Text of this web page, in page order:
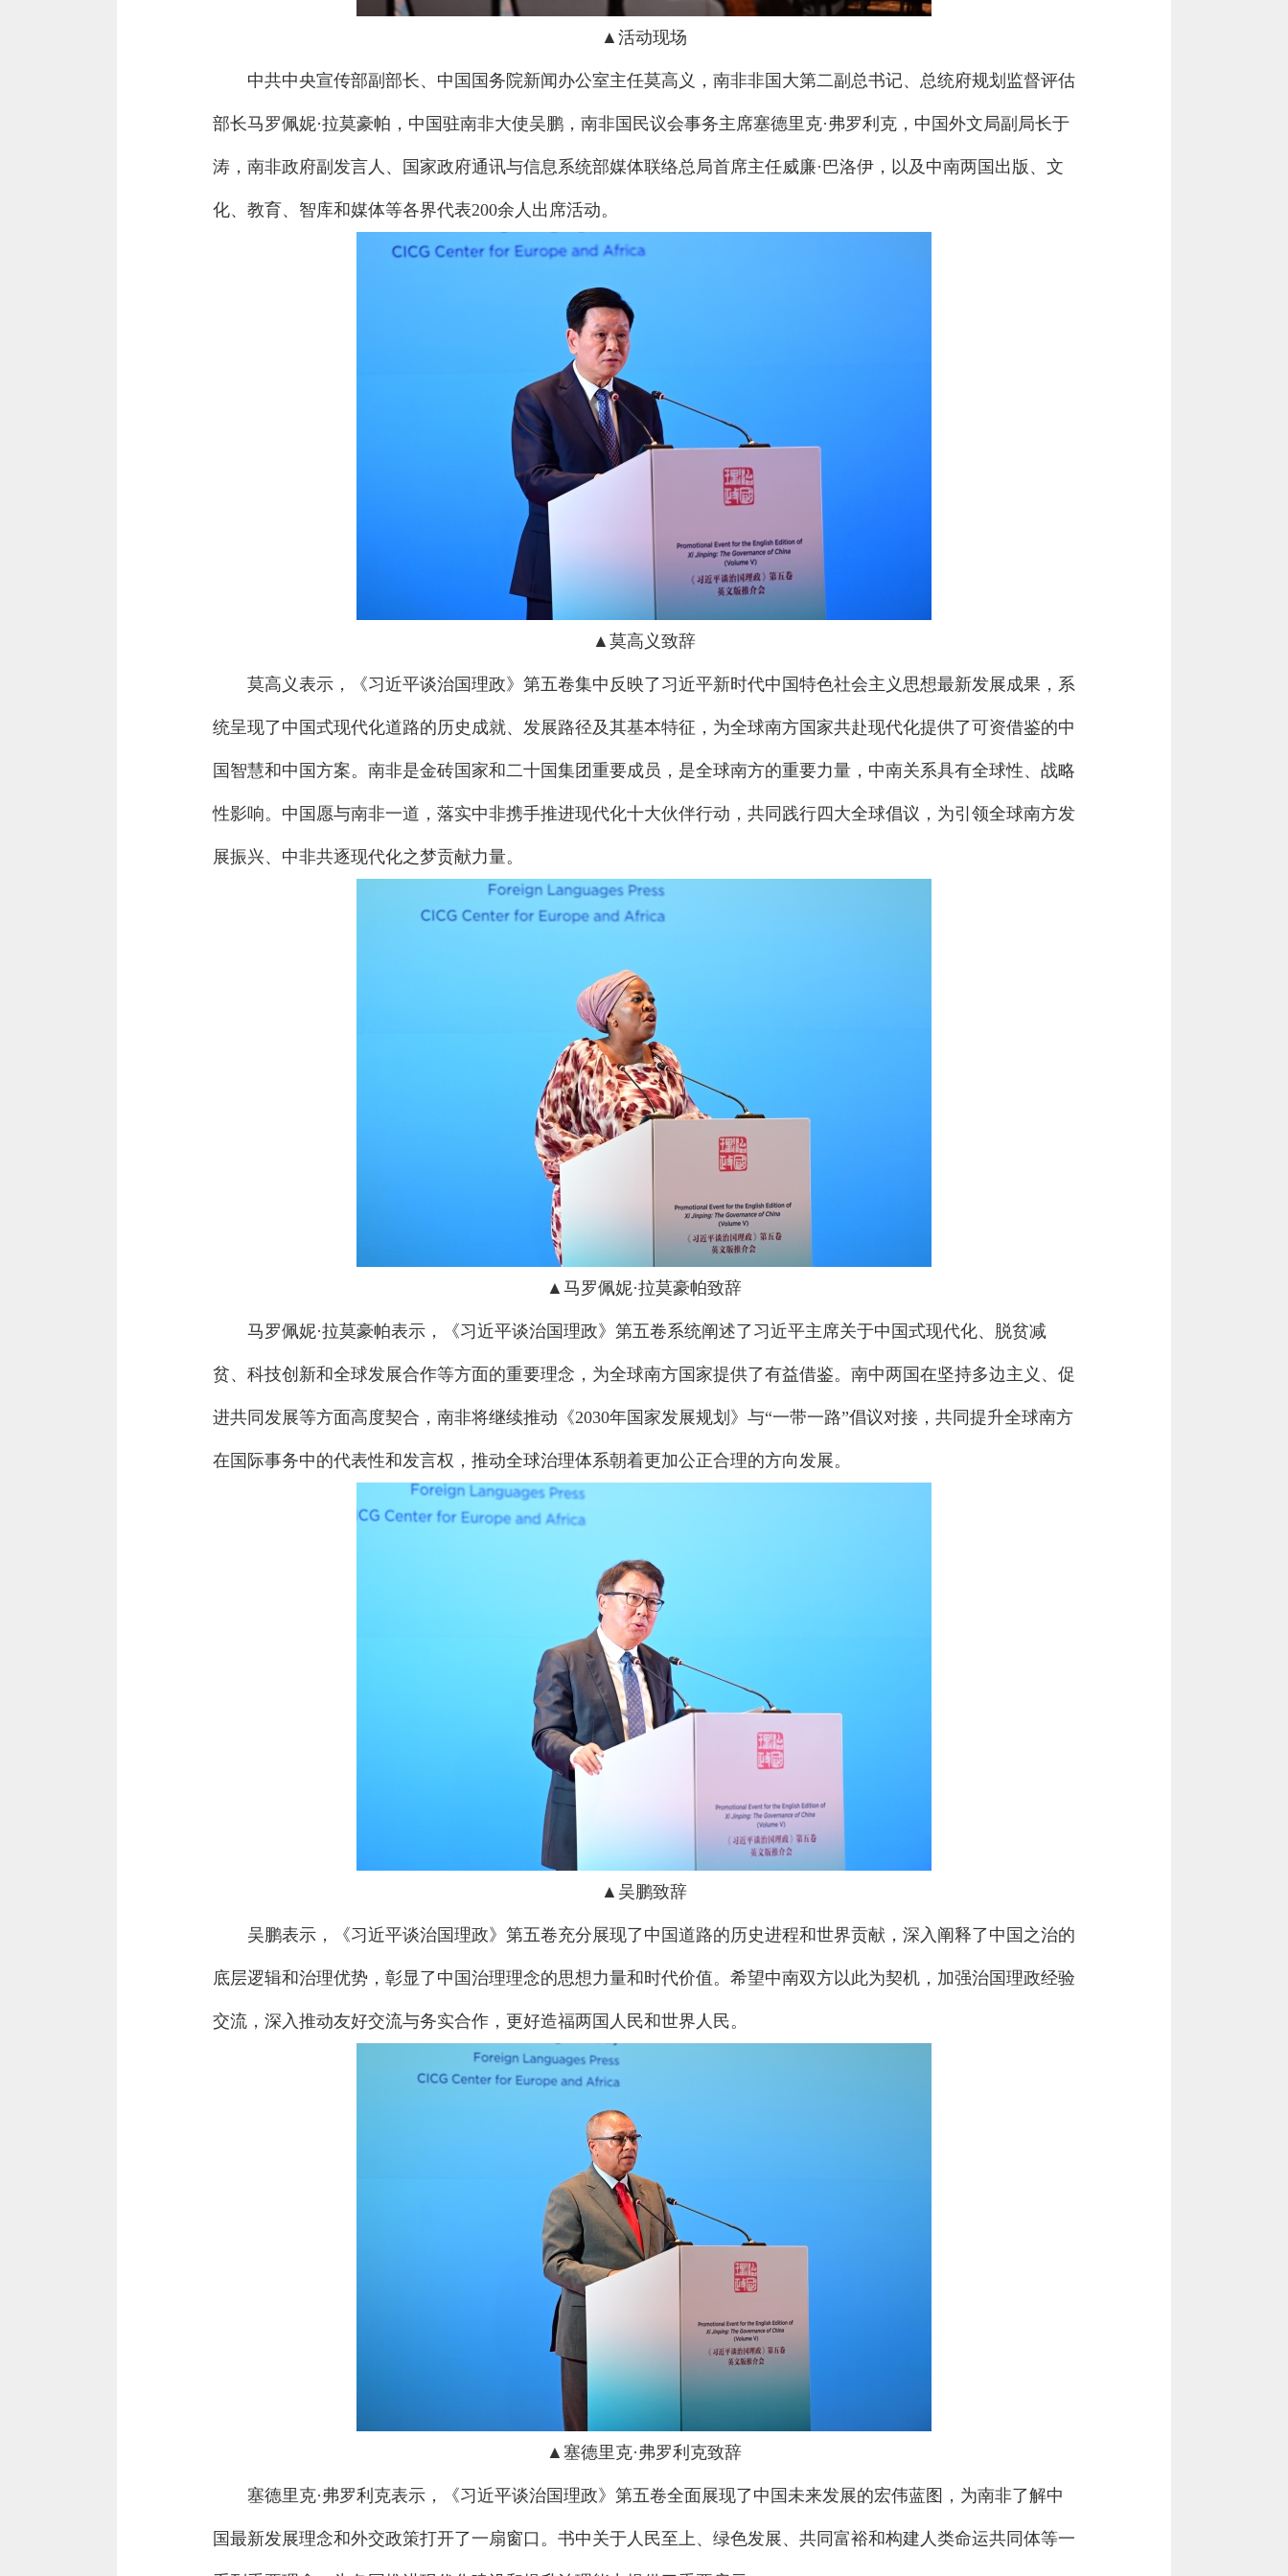
▲活动现场
中共中央宣传部副部长、中国国务院新闻办公室主任莫高义，南非非国大第二副总书记、总统府规划监督评估
部长马罗佩妮·拉莫豪帕，中国驻南非大使吴鹏，南非国民议会事务主席塞德里克·弗罗利克，中国外文局副局长于
涛，南非政府副发言人、国家政府通讯与信息系统部媒体联络总局首席主任威廉·巴洛伊，以及中南两国出版、文
化、教育、智库和媒体等各界代表200余人出席活动。
▲莫高义致辞
莫高义表示，《习近平谈治国理政》第五卷集中反映了习近平新时代中国特色社会主义思想最新发展成果，系
统呈现了中国式现代化道路的历史成就、发展路径及其基本特征，为全球南方国家共赴现代化提供了可资借鉴的中
国智慧和中国方案。南非是金砖国家和二十国集团重要成员，是全球南方的重要力量，中南关系具有全球性、战略
性影响。中国愿与南非一道，落实中非携手推进现代化十大伙伴行动，共同践行四大全球倡议，为引领全球南方发
展振兴、中非共逐现代化之梦贡献力量。
▲马罗佩妮·拉莫豪帕致辞
马罗佩妮·拉莫豪帕表示，《习近平谈治国理政》第五卷系统阐述了习近平主席关于中国式现代化、脱贫减
贫、科技创新和全球发展合作等方面的重要理念，为全球南方国家提供了有益借鉴。南中两国在坚持多边主义、促
进共同发展等方面高度契合，南非将继续推动《2030年国家发展规划》与“一带一路”倡议对接，共同提升全球南方
在国际事务中的代表性和发言权，推动全球治理体系朝着更加公正合理的方向发展。
▲吴鹏致辞
吴鹏表示，《习近平谈治国理政》第五卷充分展现了中国道路的历史进程和世界贡献，深入阐释了中国之治的
底层逻辑和治理优势，彰显了中国治理理念的思想力量和时代价值。希望中南双方以此为契机，加强治国理政经验
交流，深入推动友好交流与务实合作，更好造福两国人民和世界人民。
▲塞德里克·弗罗利克致辞
塞德里克·弗罗利克表示，《习近平谈治国理政》第五卷全面展现了中国未来发展的宏伟蓝图，为南非了解中
国最新发展理念和外交政策打开了一扇窗口。书中关于人民至上、绿色发展、共同富裕和构建人类命运共同体等一